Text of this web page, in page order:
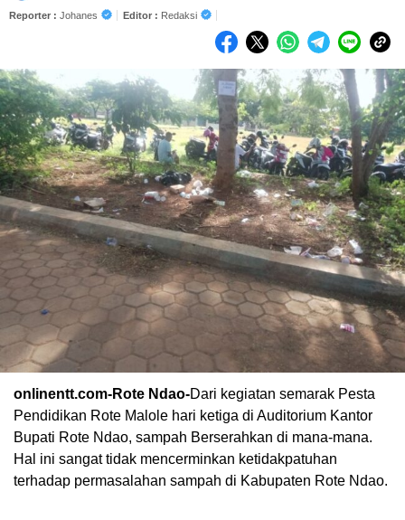
Reporter : Johanes Editor : Redaksi
onlinentt.com-Rote Ndao-Dari kegiatan semarak Pesta
Pendidikan Rote Malole hari ketiga di Auditorium Kantor
Bupati Rote Ndao, sampah Berserahkan di mana-mana.
Hal ini sangat tidak mencerminkan ketidakpatuhan
terhadap permasalahan sampah di Kabupaten Rote Ndao.